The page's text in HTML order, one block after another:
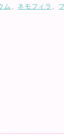
ム 、 ネモフィラ 、